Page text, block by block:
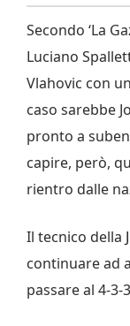
Secondo ‘La
Luciano
Vlahovic con
caso sarebbe
pronto a
capire, però,
rientro dalle
Il tecnico della
continuare ad
passare al 4-